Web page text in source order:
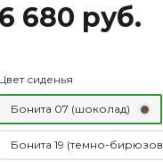
6 680 руб.
Цвет сиденья
Бонита 07 (шоколад)
Бонита 19 (темно-